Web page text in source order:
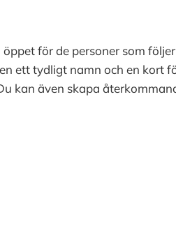
för de personer som
ett tydligt namn och en kort
kan även skapa